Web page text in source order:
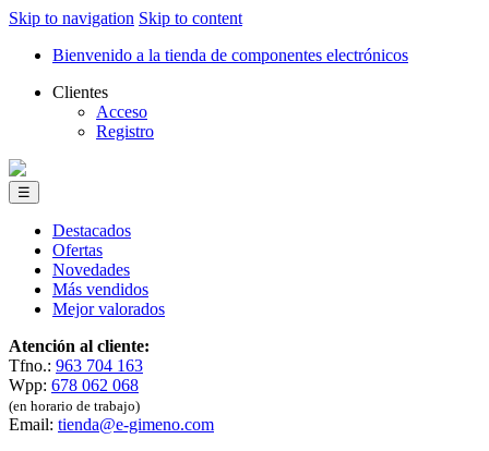
Skip to navigation Skip to content
Bienvenido a la tienda de componentes electrónicos
Clientes
Acceso
Registro
☰
Destacados
Ofertas
Novedades
Más vendidos
Mejor valorados
Atención al cliente:
Tfno.: 963 704 163
Wpp: 678 062 068
(en horario de trabajo)
Email: tienda@e-gimeno.com